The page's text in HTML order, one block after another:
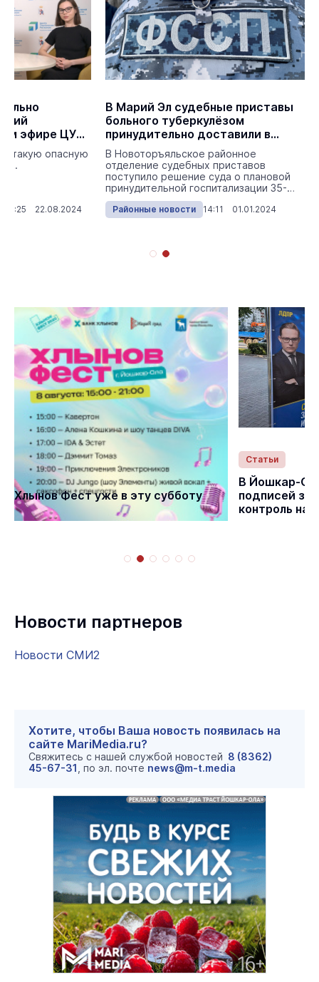
эфире ЦУР
такую опасную
15:25 22.08.2024
В Марий Эл судебные приставы
больного туберкулёзом
принудительно доставили в
больницу
В Новоторъяльское районное
отделение судебных приставов
поступило решение суда о плановой
принудительной госпитализации 35-
летнего мужчины, больного т...
Районные новости 14:11 01.01.2024
Статьи
Хлынов Фест уже в эту субботу
Статьи
В Йошкар-
подписей за
контроль
Новости партнеров
Новости СМИ2
Хотите, чтобы Ваша новость появилась на
сайте MariMedia.ru?
Свяжитесь с нашей службой новостей 8 (8362)
45-67-31 , по эл. почте news@m-t.media